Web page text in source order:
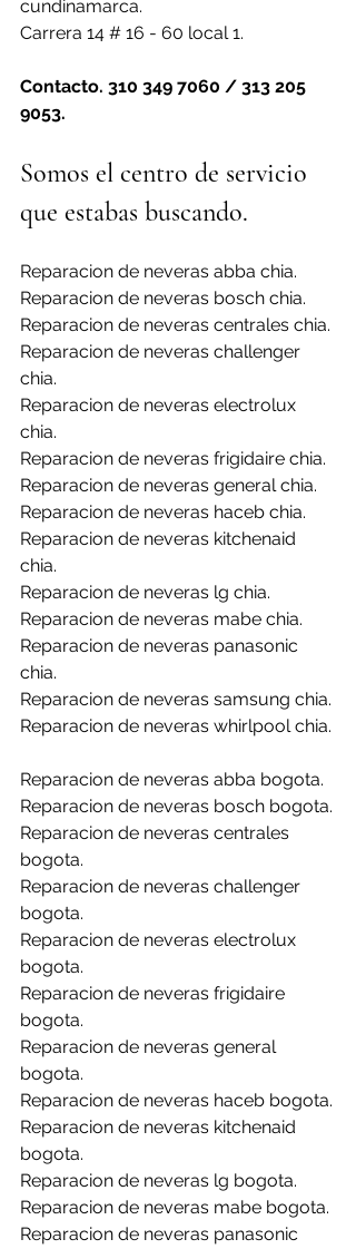
cundinamarca.
Carrera 14 # 16 - 60 local 1.
Contacto. 310 349 7060 / 313 205
9053.
Somos el centro de servicio
que estabas buscando.
Reparacion de neveras abba chia.
Reparacion de neveras bosch chia.
Reparacion de neveras centrales chia.
Reparacion de neveras challenger
chia.
Reparacion de neveras electrolux
chia.
Reparacion de neveras frigidaire chia.
Reparacion de neveras general chia.
Reparacion de neveras haceb chia.
Reparacion de neveras kitchenaid
chia.
Reparacion de neveras lg chia.
Reparacion de neveras mabe chia.
Reparacion de neveras panasonic
chia.
Reparacion de neveras samsung chia.
Reparacion de neveras whirlpool chia.
Reparacion de neveras abba bogota.
Reparacion de neveras bosch bogota.
Reparacion de neveras centrales
bogota.
Reparacion de neveras challenger
bogota.
Reparacion de neveras electrolux
bogota.
Reparacion de neveras frigidaire
bogota.
Reparacion de neveras general
bogota.
Reparacion de neveras haceb bogota.
Reparacion de neveras kitchenaid
bogota.
Reparacion de neveras lg bogota.
Reparacion de neveras mabe bogota.
Reparacion de neveras panasonic